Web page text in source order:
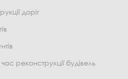
доріг
час реконструкції будівель